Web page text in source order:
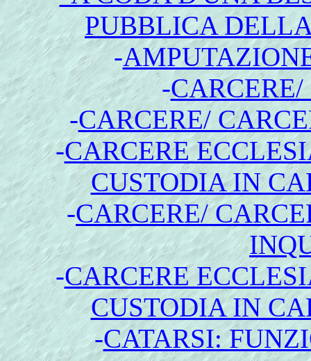
PUBBLICA
-
-
-CARCERE/
-CARCERE
CUSTODIA IN
-CARCERE/
-CARCERE
CUSTODIA IN
-CATARSI: